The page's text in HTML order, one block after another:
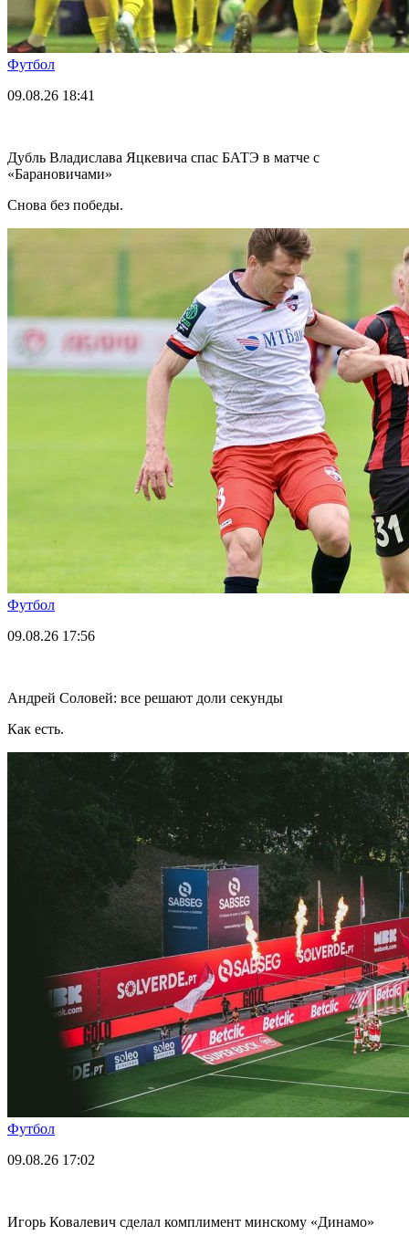
Футбол
09.08.26 18:41
Дубль Владислава Яцкевича спас БАТЭ в матче с
«Барановичами»
Снова без победы.
Футбол
09.08.26 17:56
Андрей Соловей: все решают доли секунды
Как есть.
Футбол
09.08.26 17:02
Игорь Ковалевич сделал комплимент минскому «Динамо»